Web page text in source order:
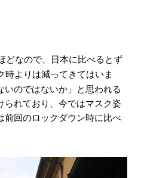
どなので、日本に比べるとず
時よりは減ってきてはいま
のではないか」と思われる
られており、今ではマスク姿
前回のロックダウン時に比べ